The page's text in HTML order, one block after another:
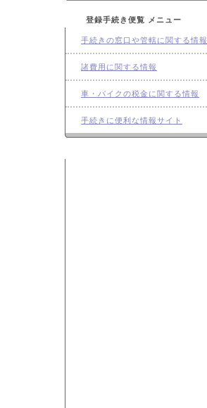
登録手続き便覧 メニュー
手続きの窓口や管轄に関する情報
諸費用に関する情報
車・バイクの税金に関する情報
手続きに便利な情報サイト